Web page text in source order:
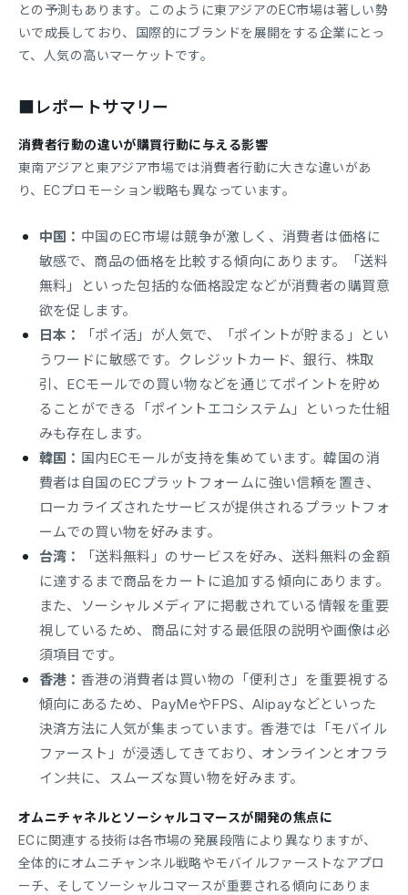
との予測もあります。このように東アジアのEC市場は著しい勢
いで成長しており、国際的にブランドを展開をする企業にとっ
て、人気の高いマーケットです。
■レポートサマリー
消費者行動の違いが購買行動に与える影響
東南アジアと東アジア市場では消費者行動に大きな違いがあ
り、​​ECプロモーション戦略も異なっています。
中国： 中国のEC市場は競争が激しく、消費者は価格に
敏感で、商品の価格を比較する傾向にあります。「送料
無料」といった包括的な価格設定などが消費者の購買意
欲を促します。
日本：
「ポイ活」が人気で、「ポイントが貯まる」とい
うワードに敏感です。クレジットカード、銀行、株取
引、ECモールでの買い物などを通じてポイントを貯め
ることができる「ポイントエコシステム」といった仕組
みも存在します。
韓国： 国内ECモールが支持を集めています。韓国の消
費者は自国のECプラットフォームに強い信頼を置き、
ローカライズされたサービスが提供されるプラットフォ
ームでの買い物を好みます。
台湾：
「送料無料」のサービスを好み、送料無料の金額
に達するまで商品をカートに追加する傾向にあります。
また、ソーシャルメディアに掲載されている情報を重要
視しているため、商品に対する最低限の説明や画像は必
須項目です。
香港： 香港の消費者は買い物の「便利さ」を重要視する
傾向にあるため、PayMeやFPS、Alipayなどといった
決済方法に人気が集まっています。香港では「モバイル
ファースト」が浸透してきており、オンラインとオフラ
イン共に、スムーズな買い物を好みます。
オムニチャネルとソーシャルコマースが開発の焦点に
ECに関連する技術は各市場の発展段階により異なりますが、
全体的にオムニチャンネル戦略やモバイルファーストなアプロ
ーチ、そしてソーシャルコマースが重要される傾向にありま